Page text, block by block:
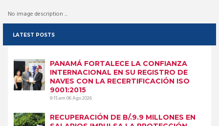
No image description ...
LATEST POSTS
PANAMÁ FORTALECE LA CONFIANZA
INTERNACIONAL EN SU REGISTRO DE
NAVES CON LA RECERTIFICACIÓN ISO
9001:2015
9:15 am06 Ago 2026
RECUPERACIÓN DE B/.9.9 MILLONES EN